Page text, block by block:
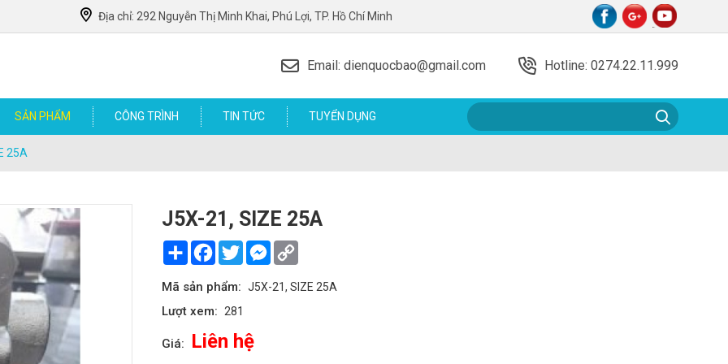
Địa chỉ: 292 Nguyễn Thị Minh Khai, Phú Lợi, TP. Hồ Chí Minh
Email: dienquocbao@gmail.com Hotline: 0274.22.11.999
SẢN PHẨM CÔNG TRÌNH TIN TỨC TUYỂN DỤNG
25A
J5X-21, SIZE 25A
Share Facebook
TwitterMessenger
Mã sản phẩm: J5X-21, SIZE 25A
Lượt xem: 281
Giá: Liên hệ